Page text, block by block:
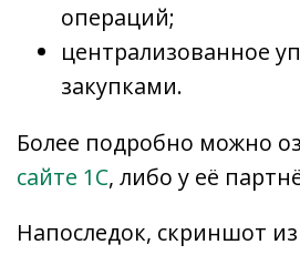
операций;
централизованное
закупками.
Более подробно можно
сайте 1С, либо у её
Напоследок, скриншот